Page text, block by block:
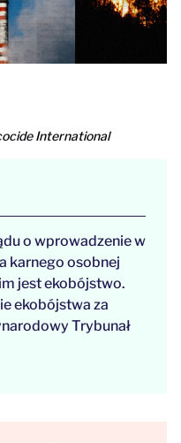
International
o wprowadzenie w
karnego osobnej
jest ekobójstwo.
ekobójstwa za
Trybunał